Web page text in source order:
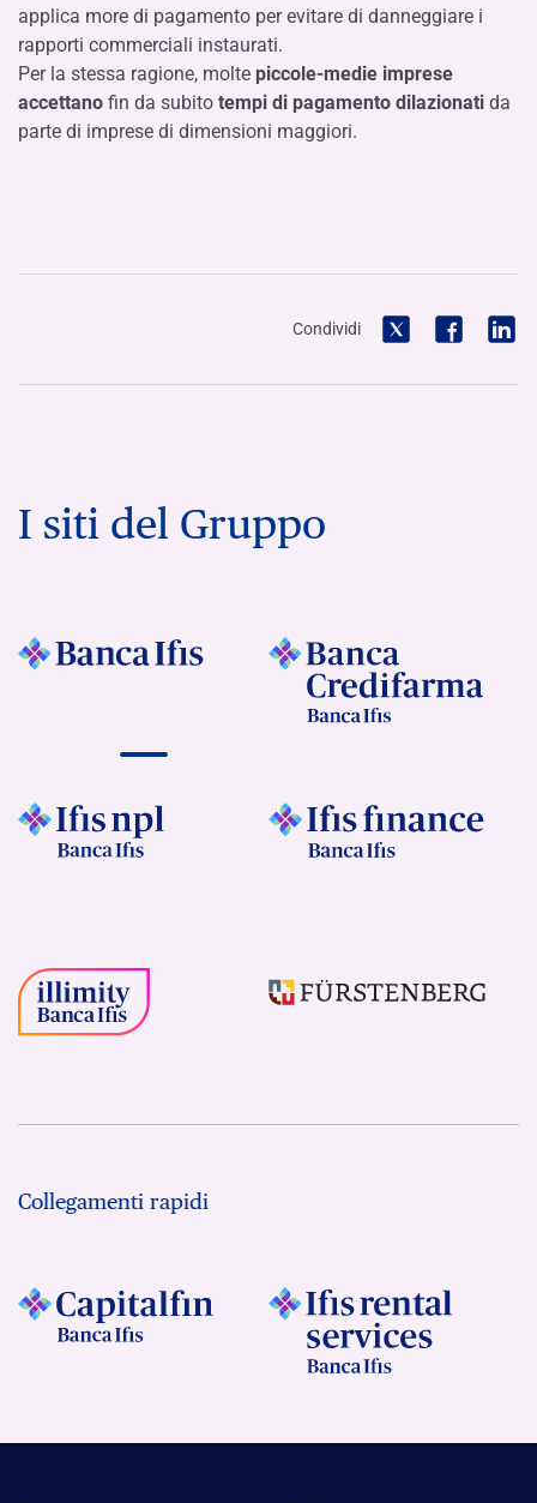
applica more di pagamento per evitare di danneggiare i
rapporti commerciali instaurati.
Per la stessa ragione, molte piccole-medie imprese
accettano fin da subito tempi di pagamento dilazionati da
parte di imprese di dimensioni maggiori.
Condividi
I siti del Gruppo
Collegamenti rapidi